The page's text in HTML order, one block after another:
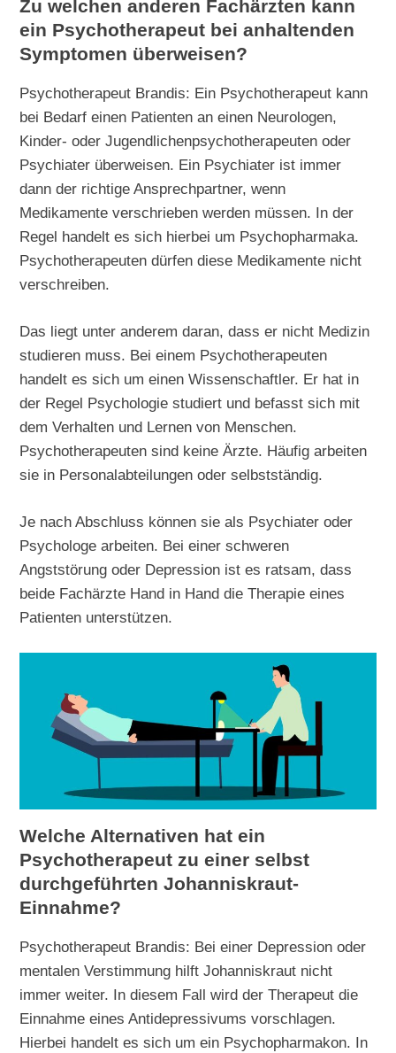
Zu welchen anderen Fachärzten kann
ein Psychotherapeut bei anhaltenden
Symptomen überweisen?
Psychotherapeut Brandis: Ein Psychotherapeut kann
bei Bedarf einen Patienten an einen Neurologen,
Kinder- oder Jugendlichenpsychotherapeuten oder
Psychiater überweisen. Ein Psychiater ist immer
dann der richtige Ansprechpartner, wenn
Medikamente verschrieben werden müssen. In der
Regel handelt es sich hierbei um Psychopharmaka.
Psychotherapeuten dürfen diese Medikamente nicht
verschreiben.
Das liegt unter anderem daran, dass er nicht Medizin
studieren muss. Bei einem Psychotherapeuten
handelt es sich um einen Wissenschaftler. Er hat in
der Regel Psychologie studiert und befasst sich mit
dem Verhalten und Lernen von Menschen.
Psychotherapeuten sind keine Ärzte. Häufig arbeiten
sie in Personalabteilungen oder selbstständig.
Je nach Abschluss können sie als Psychiater oder
Psychologe arbeiten. Bei einer schweren
Angststörung oder Depression ist es ratsam, dass
beide Fachärzte Hand in Hand die Therapie eines
Patienten unterstützen.
Welche Alternativen hat ein
Psychotherapeut zu einer selbst
durchgeführten Johanniskraut-
Einnahme?
Psychotherapeut Brandis: Bei einer Depression oder
mentalen Verstimmung hilft Johanniskraut nicht
immer weiter. In diesem Fall wird der Therapeut die
Einnahme eines Antidepressivums vorschlagen.
Hierbei handelt es sich um ein Psychopharmakon. In